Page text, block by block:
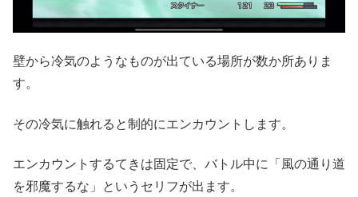
壁から冷気のようなものが出ている場所が数か所ありま
す。
その冷気に触れると制的にエンカウントします。
エンカウントするてきは固定で、バトル中に「風の通り道
を邪魔するな」というセリフが出ます。